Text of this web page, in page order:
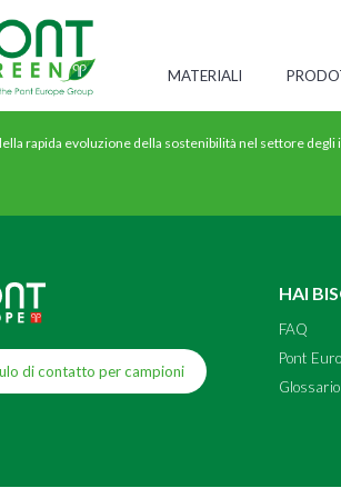
MATERIALI
rapida evoluzione della sostenibilità nel settore
di contatto per campioni
HAI
FAQ
Pont
Glossario